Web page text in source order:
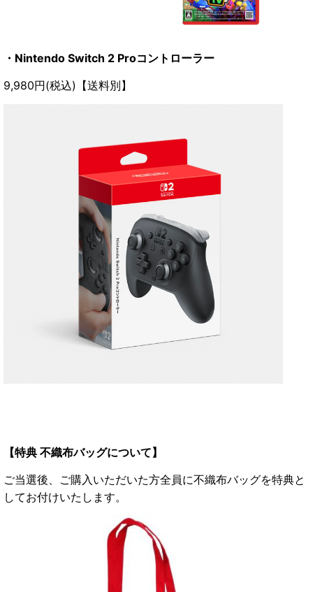
・Nintendo Switch 2 Proコントローラー
9,980円(税込)【送料別】
【特典 不織布バッグについて】
ご当選後、ご購入いただいた方全員に不織布バッグを特典と
してお付けいたします。